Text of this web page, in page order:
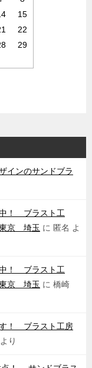
15
22
29
インのサンドブラ
！ ブラスト工
京 埼玉 に 匿名 よ
！ ブラスト工
京 埼玉 に 橋崎
す！ ブラスト工房
より